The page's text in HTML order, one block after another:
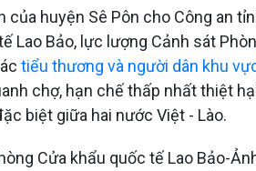
huyện Sê Pôn cho Công an
Lao Bảo, lực lượng Cảnh sát
tiểu thương và người dân khu
chợ, hạn chế thấp nhất thiệt
biệt giữa hai nước Việt - Lào.